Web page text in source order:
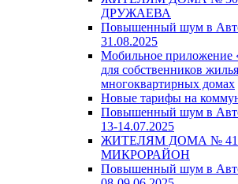
ДРУЖАЕВА
Повышенный шум в
31.08.2025
Мобильное приложение
для собственников
многоквартирных домах
Новые тарифы на
Повышенный шум в
13-14.07.2025
ЖИТЕЛЯМ ДОМА № 41
МИКРОРАЙОН
Повышенный шум в